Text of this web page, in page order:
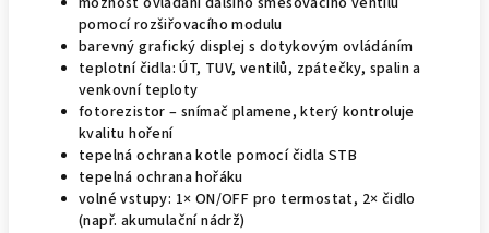
pomocí rozšiřovacího modulu
barevný grafický displej s dotykovým ovládáním
teplotní čidla: ÚT, TUV, ventilů, zpátečky, spalin a
venkovní teploty
fotorezistor – snímač plamene, který kontroluje
kvalitu hoření
tepelná ochrana kotle pomocí čidla STB
tepelná ochrana hořáku
volné vstupy: 1× ON/OFF pro termostat, 2× čidlo
(např. akumulační nádrž)